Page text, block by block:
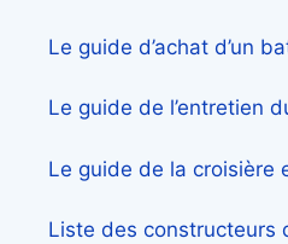
Le guide d’achat d’un
Le guide de l’entretien
Le guide de la croisière
Liste des constructeurs